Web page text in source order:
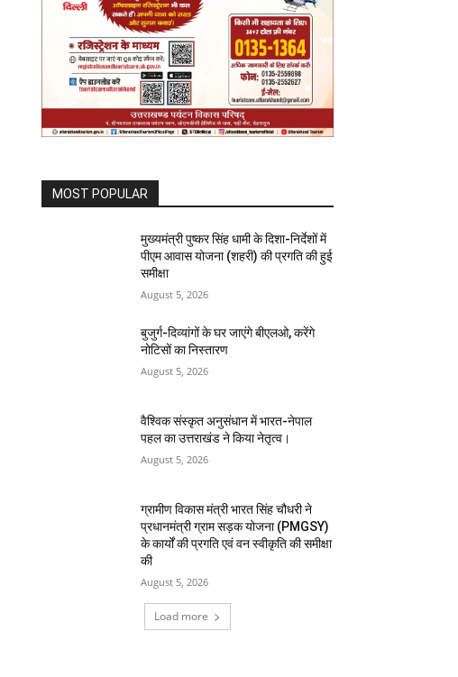
MOST POPULAR
मुख्यमंत्री पुष्कर सिंह धामी के दिशा-निर्देशों में
पीएम आवास योजना (शहरी) की प्रगति की हुई
समीक्षा
August 5, 2026
बुजुर्ग-दिव्यांगों के घर जाएंगे बीएलओ, करेंगे
नोटिसों का निस्तारण
August 5, 2026
वैश्विक संस्कृत अनुसंधान में भारत-नेपाल
पहल का उत्तराखंड ने किया नेतृत्व।
August 5, 2026
ग्रामीण विकास मंत्री भारत सिंह चौधरी ने
प्रधानमंत्री ग्राम सड़क योजना (PMGSY)
के कार्यों की प्रगति एवं वन स्वीकृति की समीक्षा
की
August 5, 2026
Load more